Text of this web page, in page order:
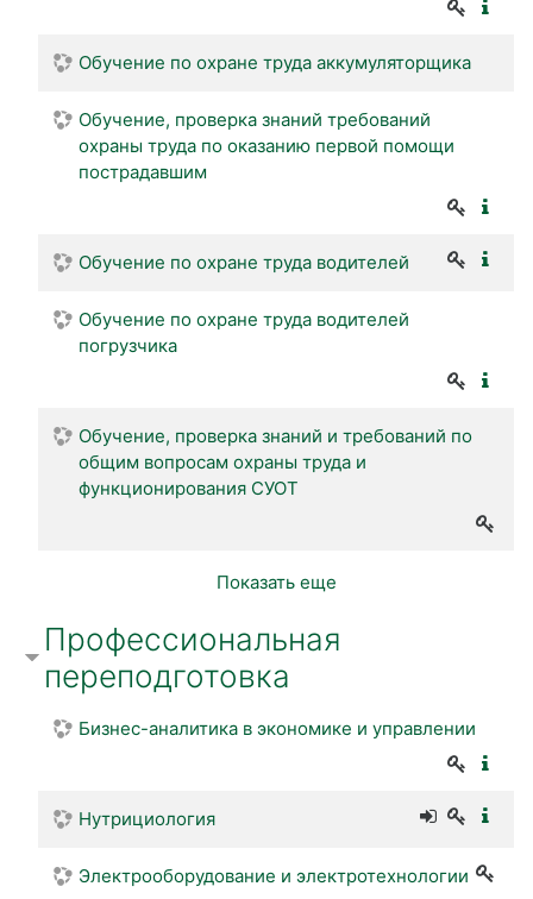
Обучение по охране труда аккумуляторщика
Обучение, проверка знаний требований
охраны труда по оказанию первой помощи
пострадавшим
Обучение по охране труда водителей
Обучение по охране труда водителей
погрузчика
Обучение, проверка знаний и требований по
общим вопросам охраны труда и
функционирования СУОТ
Показать еще
Профессиональная
переподготовка
Бизнес-аналитика в экономике и управлении
Нутрициология
Электрооборудование и электротехнологии